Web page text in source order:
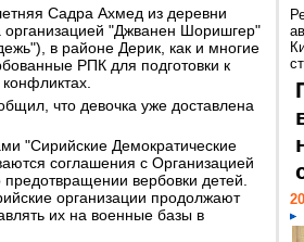
Садра Ахмед из деревни
"Джванен Шоришгер"
в районе Дерик, как и многие
РПК для подготовки к
что девочка уже доставлена
"Сирийские Демократические
соглашения с Организацией
вербовки детей.
организации продолжают
их на военные базы в